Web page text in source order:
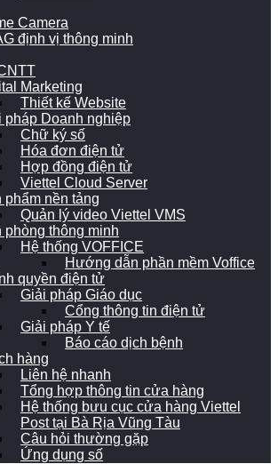
Camera
định vị thông minh
Marketing
Thiết kế Website
pháp Doanh nghiệp
Chữ ký số
Hóa đơn điện tử
Hợp đồng điện tử
Viettel Cloud Server
phẩm nền tảng
Quản lý video Viettel VMS
phòng thông minh
Hệ thống VOFFICE
Hướng dẫn phần mềm Voffice
quyền điện tử
Giải pháp Giáo dục
Cổng thông tin điện tử
Giải pháp Y tế
Báo cáo dịch bệnh
hàng
Liên hệ nhanh
Tổng hợp thông tin cửa hàng
Hệ thống bưu cục cửa hàng Viettel
Post tại Bà Rịa Vũng Tàu
Câu hỏi thường gặp
Ứng dụng số